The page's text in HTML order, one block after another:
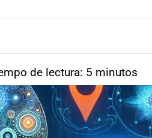
de lectura: 5 minutos